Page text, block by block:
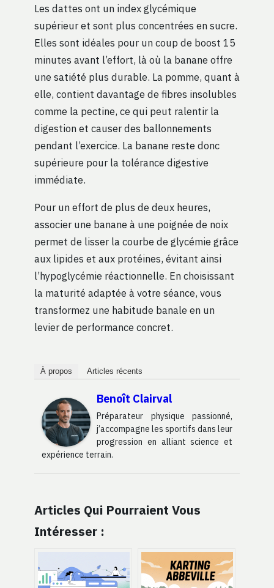
Les dattes ont un index glycémique
supérieur et sont plus concentrées en sucre.
Elles sont idéales pour un coup de boost 15
minutes avant l’effort, là où la banane offre
une satiété plus durable. La pomme, quant à
elle, contient davantage de fibres insolubles
comme la pectine, ce qui peut ralentir la
digestion et causer des ballonnements
pendant l’exercice. La banane reste donc
supérieure pour la tolérance digestive
immédiate.
Pour un effort de plus de deux heures,
associer une banane à une poignée de noix
permet de lisser la courbe de glycémie grâce
aux lipides et aux protéines, évitant ainsi
l’hypoglycémie réactionnelle. En choisissant
la maturité adaptée à votre séance, vous
transformez une habitude banale en un
levier de performance concret.
À propos Articles récents
Benoît Clairval
Préparateur physique passionné,
j’accompagne les sportifs dans leur
progression en alliant science et
expérience terrain.
Articles Qui Pourraient Vous
Intéresser :